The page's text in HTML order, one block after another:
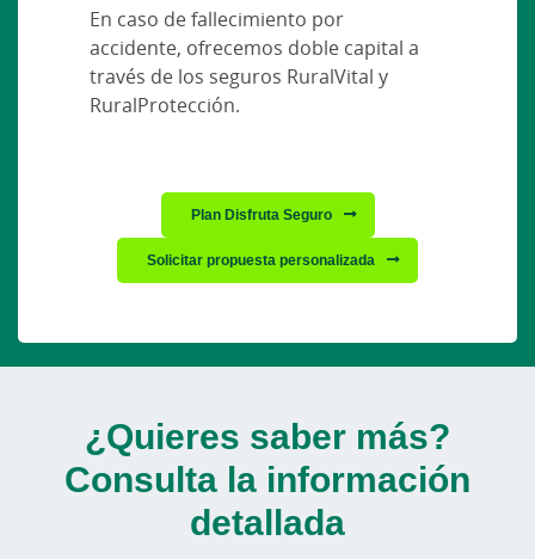
En caso de fallecimiento por
accidente, ofrecemos doble capital a
través de los seguros RuralVital y
RuralProtección.
Plan Disfruta Seguro
Solicitar propuesta personalizada
¿Quieres saber más?
Consulta la información
detallada